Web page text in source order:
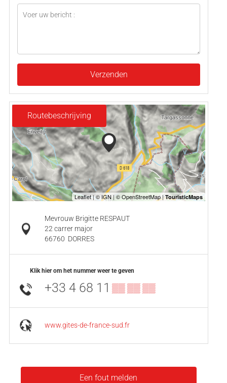
Verzenden
Routebeschrijving
Mevrouw Brigitte RESPAUT
22 carrer major
66760 DORRES
Klik hier om het nummer weer te geven
+33 4 68 11 ▒▒ ▒▒ ▒▒
www.gites-de-france-sud.fr
Een fout melden